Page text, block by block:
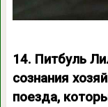
14. Питбуль
сознания
поезда,